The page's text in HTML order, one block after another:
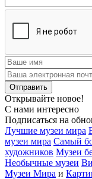
Открывайте новое!
С нами интересно
Подписаться на
Лучшие музеи мира
музеи мира Самый
художников Музеи
Необычные музеи
Музеи Мира и